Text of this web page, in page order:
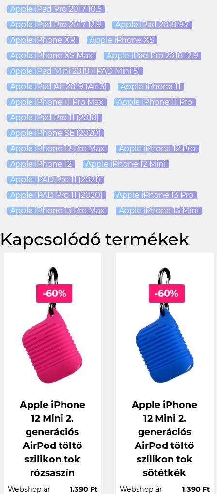
Apple iPad Pro 2017 10.5
Apple iPad Pro 2017 12.9
Apple iPad 2018 9.7
Apple iPhone XR
Apple iPhone XS
Apple iPhone XS Max
Apple iPad Pro 2018 12.9
Apple iPad Mini 2019 (IPAD Mini 5)
Apple iPad Air 2019 (Air 3)
Apple iPhone 11
Apple iPhone 11 Pro Max
Apple iPhone 11 Pro
Apple iPad Pro 11 (2018)
Apple iPhone SE (2020)
Apple iPhone 12 Pro Max
Apple iPhone 12 Pro
Apple iPhone 12
Apple iPhone 12 Mini
Apple IPAD Pro 11 (2021)
Apple IPAD Pro 11 (2020)
Apple iPhone 13 Pro
Apple iPhone 13 Pro Max
Apple iPhone 13 Mini
Kapcsolódó termékek
-60%
Apple iPhone
12 Mini 2.
generációs
AirPod töltő
szilikon tok
rózsaszín
Webshop ár 1.390 Ft
-60%
Apple iPhone
12 Mini 2.
generációs
AirPod töltő
szilikon tok
sötétkék
Webshop ár 1.390 Ft